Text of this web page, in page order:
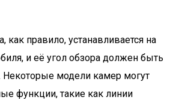
как правило, устанавливается на
и её угол обзора должен быть
Некоторые модели камер могут
функции, такие как линии